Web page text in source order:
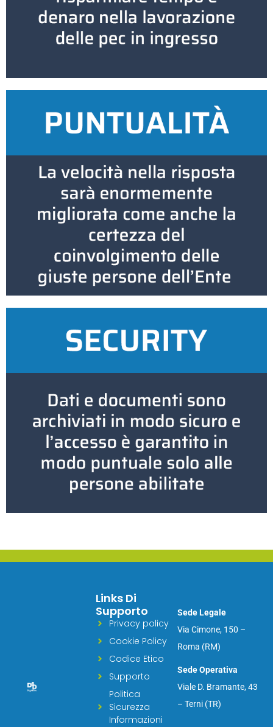
Links Di
Supporto
Privacy policy
Cookie Policy
Codice Etico
Supporto
Politica
Sicurezza
Informazioni
Sede Legale
Via Cimone, 150 –
Roma (RM)
Sede Operativa
Viale D. Bramante, 43
– Terni (TR)